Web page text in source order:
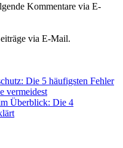
Kommentare via E-
via E-Mail.
Die 5 häufigsten Fehler
vermeidest
Überblick: Die 4